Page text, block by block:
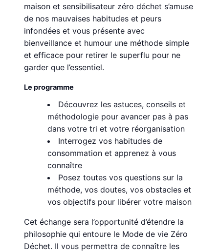
maison et sensibilisateur zéro déchet s’amuse
de nos mauvaises habitudes et peurs
infondées et vous présente avec
bienveillance et humour une méthode simple
et efficace pour retirer le superflu pour ne
garder que l’essentiel.
Le programme
Découvrez les astuces, conseils et
méthodologie pour avancer pas à pas
dans votre tri et votre réorganisation
Interrogez vos habitudes de
consommation et apprenez à vous
connaître
Posez toutes vos questions sur la
méthode, vos doutes, vos obstacles et
vos objectifs pour libérer votre maison
Cet échange sera l’opportunité d’étendre la
philosophie qui entoure le Mode de vie Zéro
Déchet. Il vous permettra de connaître les